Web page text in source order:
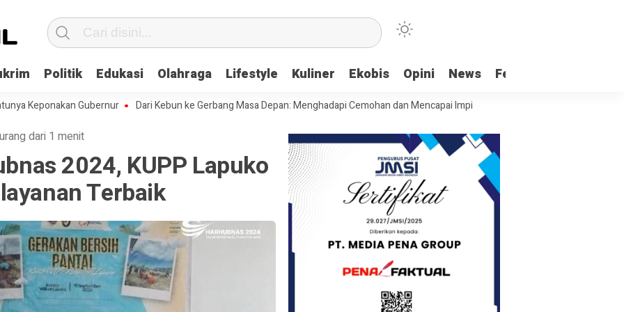
Politik Edukasi Olahraga Lifestyle Kuliner Ekobis Opini News Feature
Gubernur Dari Kebun ke Gerbang Masa Depan: Menghadapi Cemohan dan Mencapai Impian Ridwan Bae: PT SCM dan
dari 1 menit
2024, KUPP Lapuko
Terbaik